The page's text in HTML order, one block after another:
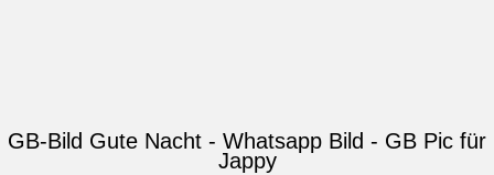
GB-Bild Gute Nacht - Whatsapp Bild - GB Pic für
Jappy